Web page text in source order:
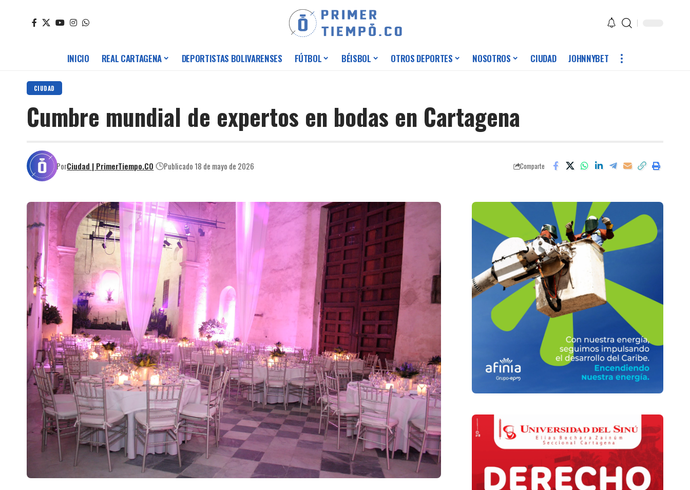
INICIO REAL CARTAGENA DEPORTISTAS BOLIVARENSES FÚTBOL BÉISBOL OTROS DEPORTES NOSOTROS CIUDAD JOHNNYBET
CIUDAD
Cumbre mundial de expertos en bodas en Cartagena
PorCiudad | PrimerTiempo.CO Publicado 18 de mayo de 2026 Comparte